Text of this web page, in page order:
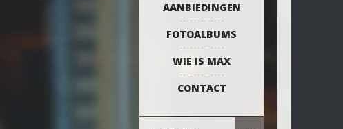
AANBIEDINGEN
FOTOALBUMS
WIE IS MAX
CONTACT